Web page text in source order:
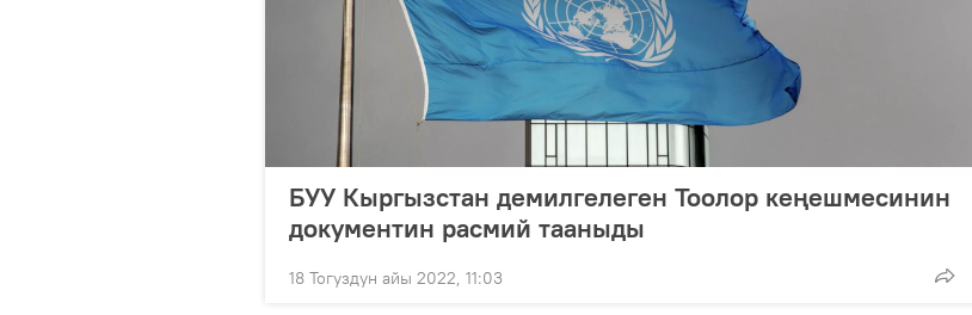
БУУ Кыргызстан демилгелеген Тоолор кеңешмесинин
документин расмий тааныды
18 Тогуздун айы 2022, 11:03